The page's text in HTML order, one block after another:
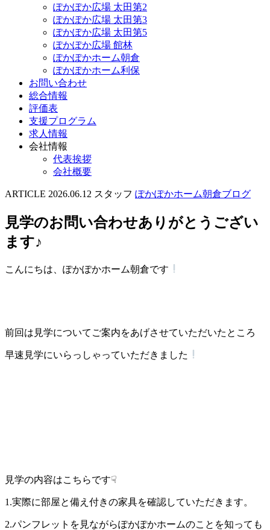
ぽかぽか広場 太田第2
ぽかぽか広場 太田第3
ぽかぽか広場 太田第5
ぽかぽか広場 館林
ぽかぽかホーム朝倉
ぽかぽかホーム利保
お問い合わせ
総合情報
評価表
支援プログラム
求人情報
会社情報
代表挨拶
会社概要
ARTICLE 2026.06.12 スタッフ ぽかぽかホーム朝倉ブログ
見学のお問い合わせありがとうござい
ます♪
こんにちは、ぽかぽかホーム朝倉です
前回は見学についてご案内をあげさせていただいたところ
早速見学にいらっしゃっていただきました
見学の内容はこちらです☟
1.実際に部屋と備え付きの家具を確認していただきます。
2.パンフレットを見ながらぽかぽかホームのことを知っても